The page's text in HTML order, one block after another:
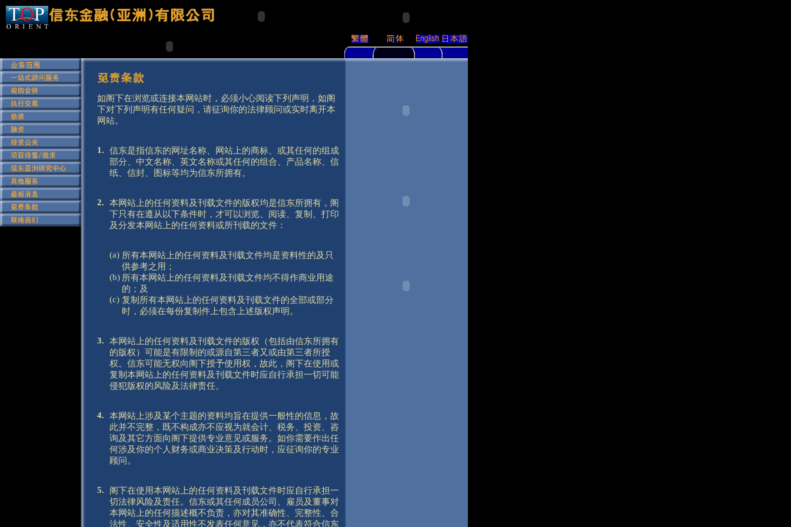
如阁下在浏览或连接本网站时，必须小心阅读下列声明，如阁
下对下列声明有任何疑问，请征询你的法律顾问或实时离开本
网站。
1.
信东是指信东的网址名称、网站上的商标、或其任何的组成
部分、中文名称、英文名称或其任何的组合、产品名称、信
纸、信封、图标等均为信东所拥有。
2.
本网站上的任何资料及刊载文件的版权均是信东所拥有，阁
下只有在遵从以下条件时，才可以浏览、阅读、复制、打印
及分发本网站上的任何资料或所刊载的文件：
(a) 所有本网站上的任何资料及刊载文件均是资料性的及只
供参考之用；
(b) 所有本网站上的任何资料及刊载文件均不得作商业用途
的；及
(c) 复制所有本网站上的任何资料及刊载文件的全部或部分
时，必须在每份复制件上包含上述版权声明。
3.
本网站上的任何资料及刊载文件的版权（包括由信东所拥有
的版权）可能是有限制的或源自第三者又或由第三者所授
权。信东可能无权向阁下授予使用权，故此，阁下在使用或
复制本网站上的任何资料及刊载文件时应自行承担一切可能
侵犯版权的风险及法律责任。
4.
本网站上涉及某个主题的资料均旨在提供一般性的信息，故
此并不完整，既不构成亦不应视为就会计、税务、投资、咨
询及其它方面向阁下提供专业意见或服务。如你需要作出任
何涉及你的个人财务或商业决策及行动时，应征询你的专业
顾问。
5.
阁下在使用本网站上的任何资料及刊载文件时应自行承担一
切法律风险及责任。信东或其任何成员公司、雇员及董事对
本网站上的任何描述概不负责，亦对其准确性、完整性、合
法性、安全性及适用性不发表任何意见，亦不代表符合信东